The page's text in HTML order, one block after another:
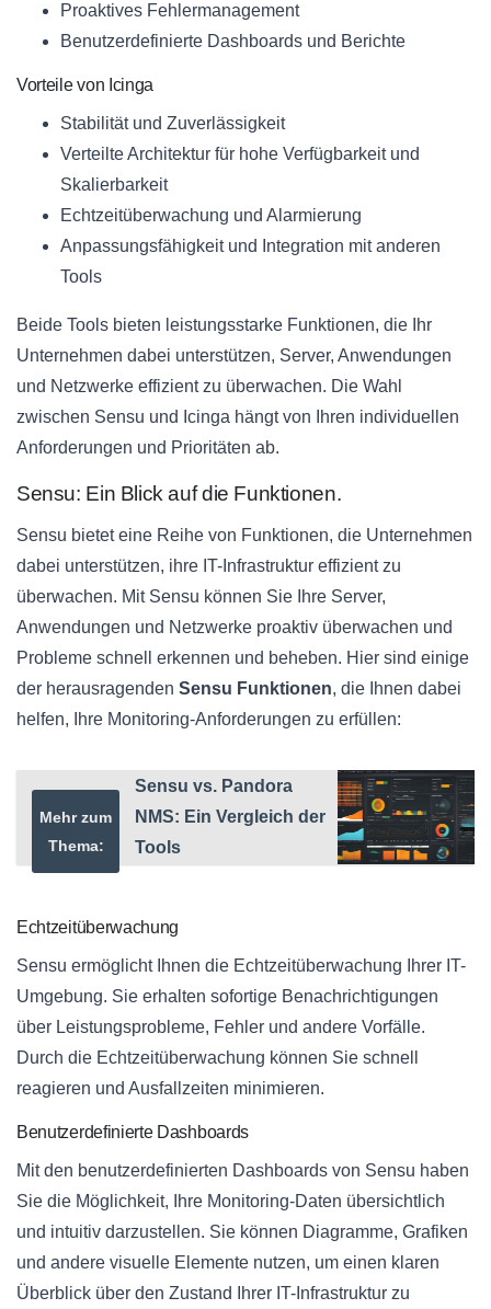
Proaktives Fehlermanagement
Benutzerdefinierte Dashboards und Berichte
Vorteile von Icinga
Stabilität und Zuverlässigkeit
Verteilte Architektur für hohe Verfügbarkeit und
Skalierbarkeit
Echtzeitüberwachung und Alarmierung
Anpassungsfähigkeit und Integration mit anderen
Tools
Beide Tools bieten leistungsstarke Funktionen, die Ihr
Unternehmen dabei unterstützen, Server, Anwendungen
und Netzwerke effizient zu überwachen. Die Wahl
zwischen Sensu und Icinga hängt von Ihren individuellen
Anforderungen und Prioritäten ab.
Sensu: Ein Blick auf die Funktionen.
Sensu bietet eine Reihe von Funktionen, die Unternehmen
dabei unterstützen, ihre IT-Infrastruktur effizient zu
überwachen. Mit Sensu können Sie Ihre Server,
Anwendungen und Netzwerke proaktiv überwachen und
Probleme schnell erkennen und beheben. Hier sind einige
der herausragenden Sensu Funktionen, die Ihnen dabei
helfen, Ihre Monitoring-Anforderungen zu erfüllen:
Mehr zum
Thema:
Sensu vs. Pandora
NMS: Ein Vergleich der
Tools
Echtzeitüberwachung
Sensu ermöglicht Ihnen die Echtzeitüberwachung Ihrer IT-
Umgebung. Sie erhalten sofortige Benachrichtigungen
über Leistungsprobleme, Fehler und andere Vorfälle.
Durch die Echtzeitüberwachung können Sie schnell
reagieren und Ausfallzeiten minimieren.
Benutzerdefinierte Dashboards
Mit den benutzerdefinierten Dashboards von Sensu haben
Sie die Möglichkeit, Ihre Monitoring-Daten übersichtlich
und intuitiv darzustellen. Sie können Diagramme, Grafiken
und andere visuelle Elemente nutzen, um einen klaren
Überblick über den Zustand Ihrer IT-Infrastruktur zu